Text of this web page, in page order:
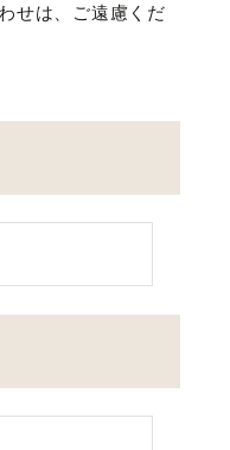
せは、ご遠慮くだ